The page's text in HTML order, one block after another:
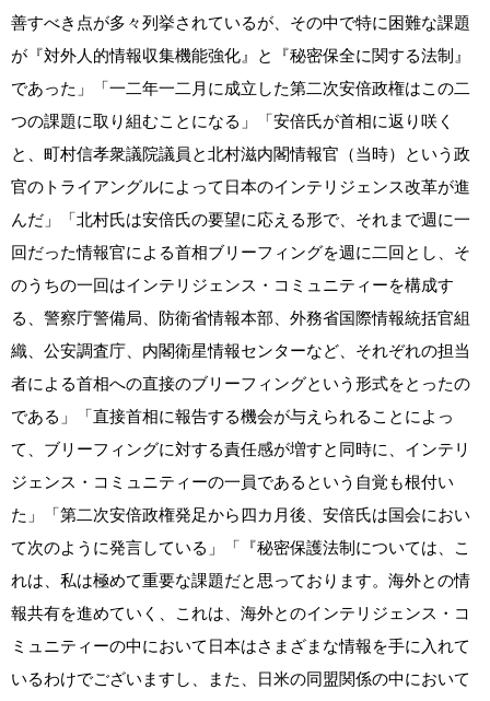
善すべき点が多々列挙されているが、その中で特に困難な課題
が『対外人的情報収集機能強化』と『秘密保全に関する法制』
であった」「一二年一二月に成立した第二次安倍政権はこの二
つの課題に取り組むことになる」「安倍氏が首相に返り咲く
と、町村信孝衆議院議員と北村滋内閣情報官（当時）という政
官のトライアングルによって日本のインテリジェンス改革が進
んだ」「北村氏は安倍氏の要望に応える形で、それまで週に一
回だった情報官による首相ブリーフィングを週に二回とし、そ
のうちの一回はインテリジェンス・コミュニティーを構成す
る、警察庁警備局、防衛省情報本部、外務省国際情報統括官組
織、公安調査庁、内閣衛星情報センターなど、それぞれの担当
者による首相への直接のブリーフィングという形式をとったの
である」「直接首相に報告する機会が与えられることによっ
て、ブリーフィングに対する責任感が増すと同時に、インテリ
ジェンス・コミュニティーの一員であるという自覚も根付い
た」「第二次安倍政権発足から四カ月後、安倍氏は国会におい
て次のように発言している」「『秘密保護法制については、こ
れは、私は極めて重要な課題だと思っております。海外との情
報共有を進めていく、これは、海外とのインテリジェンス・コ
ミュニティーの中において日本はさまざまな情報を手に入れて
いるわけでございますし、また、日米の同盟関係の中において